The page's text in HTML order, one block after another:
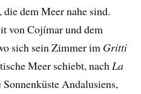
dem Meer nahe sind.
von Cojímar und dem
sich sein Zimmer im Gritti
Meer schiebt, nachLa
Andalusiens,